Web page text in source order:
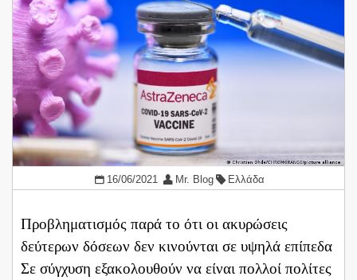
16/06/2021 Mr. Blog Ελλάδα
Προβληματισμός παρά το ότι οι ακυρώσεις
δεύτερων δόσεων δεν κινούνται σε υψηλά επίπεδα
Σε σύγχυση εξακολουθούν να είναι πολλοί πολίτες